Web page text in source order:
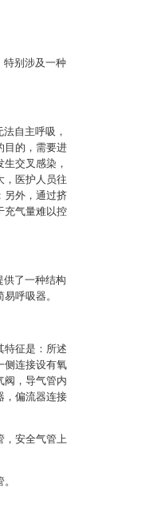
别涉及一种
自主呼吸，
目的，需要进
交叉感染，
，医护人员往
另外，通过挤
充气量难以控
了一种结构
呼吸器。
特征是：所述
侧连接设有氧
阀，导气管内
，偏流器连接
，安全气管上